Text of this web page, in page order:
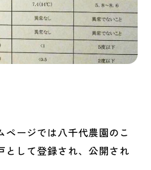
ページでは八千代農園のこ
として登録され、公開され